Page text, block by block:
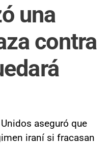
una
contra
aseguró que
iraní si fracasan